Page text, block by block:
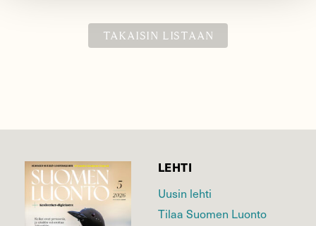
TAKAISIN LISTAAN
LEHTI
Uusin lehti
Tilaa Suomen Luonto